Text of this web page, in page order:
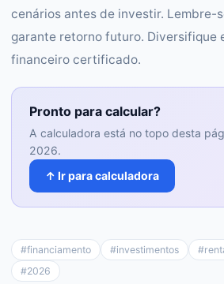
cenários antes de investir. Lembre-
garante retorno futuro. Diversifique
financeiro certificado.
Pronto para calcular?
A calculadora está no topo desta
2026.
↑ Ir para calculadora
#financiamento #investimentos #
#2026